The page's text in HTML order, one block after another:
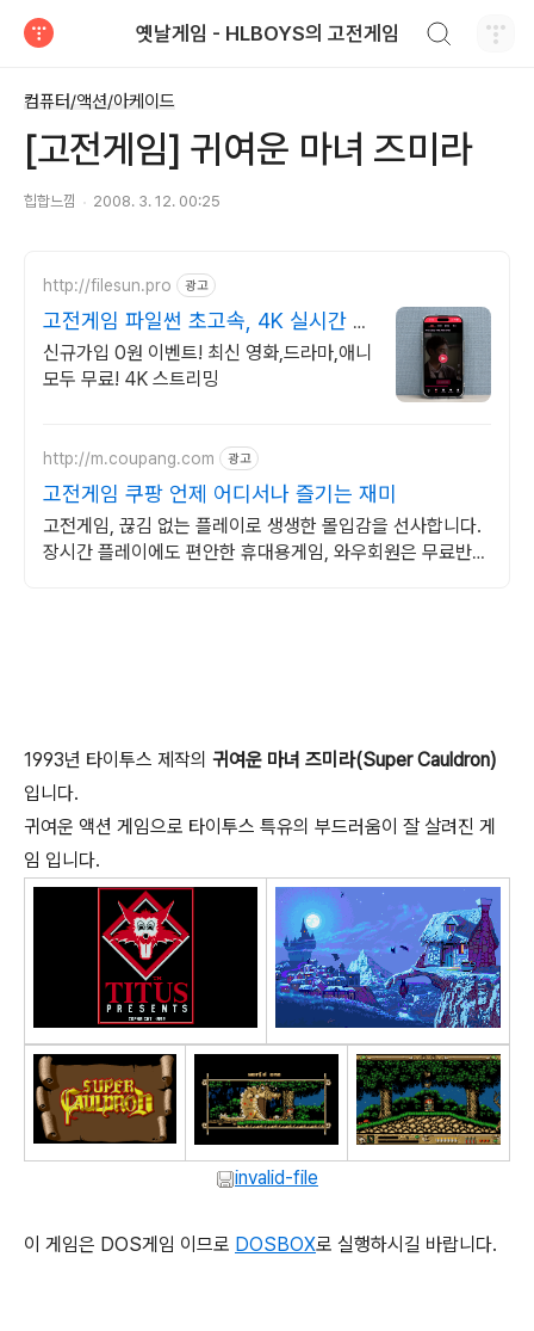
옛날게임 - HLBOYS의 고전게임
컴퓨터/액션/아케이드
[고전게임] 귀여운 마녀 즈미라
힙합느낌 2008. 3. 12. 00:25
http://filesun.pro 광고
고전게임 파일썬 초고속, 4K 실시간 보
기!
신규가입 0원 이벤트! 최신 영화,드라마,애니
모두 무료! 4K 스트리밍
http://m.coupang.com 광고
고전게임 쿠팡 언제 어디서나 즐기는 재미
고전게임, 끊김 없는 플레이로 생생한 몰입감을 선사합니다.
장시간 플레이에도 편안한 휴대용게임, 와우회원은 무료반
1993년 타이투스 제작의 귀여운 마녀 즈미라(Super Cauldron)
입니다.
귀여운 액션 게임으로 타이투스 특유의 부드러움이 잘 살려진 게
임 입니다.
invalid-file
이 게임은 DOS게임 이므로 DOSBOX로 실행하시길 바랍니다.